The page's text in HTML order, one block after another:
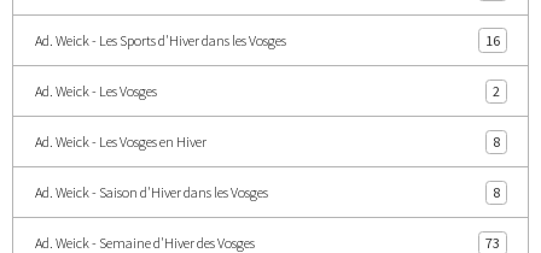
Ad. Weick - Les Sports d'Hiver dans les Vosges 16
Ad. Weick - Les Vosges 2
Ad. Weick - Les Vosges en Hiver 8
Ad. Weick - Saison d'Hiver dans les Vosges 8
Ad. Weick - Semaine d'Hiver des Vosges 73